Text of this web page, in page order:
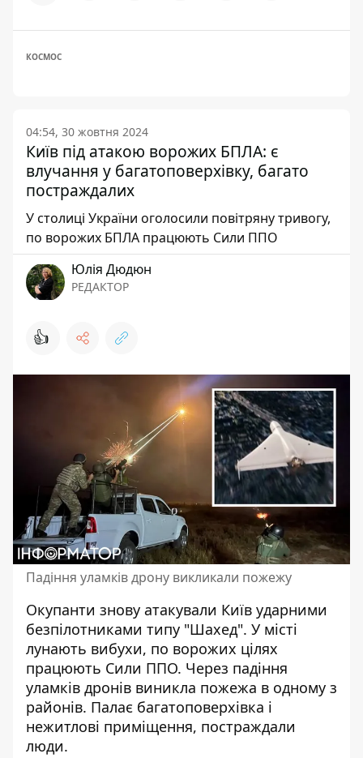
КОСМОС
04:54, 30 жовтня 2024
Київ під атакою ворожих БПЛА: є
влучання у багатоповерхівку, багато
постраждалих
У столиці України оголосили повітряну тривогу,
по ворожих БПЛА працюють Сили ППО
Юлія Дюдюн
РЕДАКТОР
👍
Падіння уламків дрону викликали пожежу
Окупанти знову атакували Київ ударними
безпілотниками типу "Шахед". У місті
лунають вибухи, по ворожих цілях
працюють Сили ППО. Через падіння
уламків дронів виникла пожежа в одному з
районів. Палає багатоповерхівка і
нежитлові приміщення, постраждали
люди.